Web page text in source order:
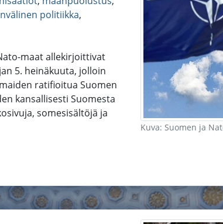
Kuva: Suomen ja
politiikka,
maat allekirjoittivat
5. heinäkuuta, jolloin
ratifioitua Suomen
kansallisesti Suomesta
somesisältöjä ja